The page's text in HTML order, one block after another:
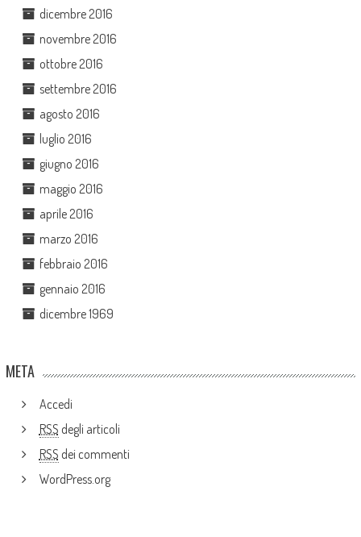
dicembre 2016
novembre 2016
ottobre 2016
settembre 2016
agosto 2016
luglio 2016
giugno 2016
maggio 2016
aprile 2016
marzo 2016
febbraio 2016
gennaio 2016
dicembre 1969
META
Accedi
RSS degli articoli
RSS dei commenti
WordPress.org